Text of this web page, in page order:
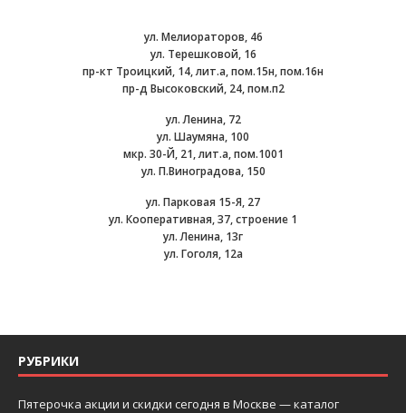
ул. Мелиораторов, 46
ул. Терешковой, 16
пр-кт Троицкий, 14, лит.а, пом.15н, пом.16н
пр-д Высоковский, 24, пом.п2
ул. Ленина, 72
ул. Шаумяна, 100
мкр. 30-Й, 21, лит.а, пом.1001
ул. П.Виноградова, 150
ул. Парковая 15-Я, 27
ул. Кооперативная, 37, строение 1
ул. Ленина, 13г
ул. Гоголя, 12а
РУБРИКИ
Пятерочка акции и скидки сегодня в Москве — каталог